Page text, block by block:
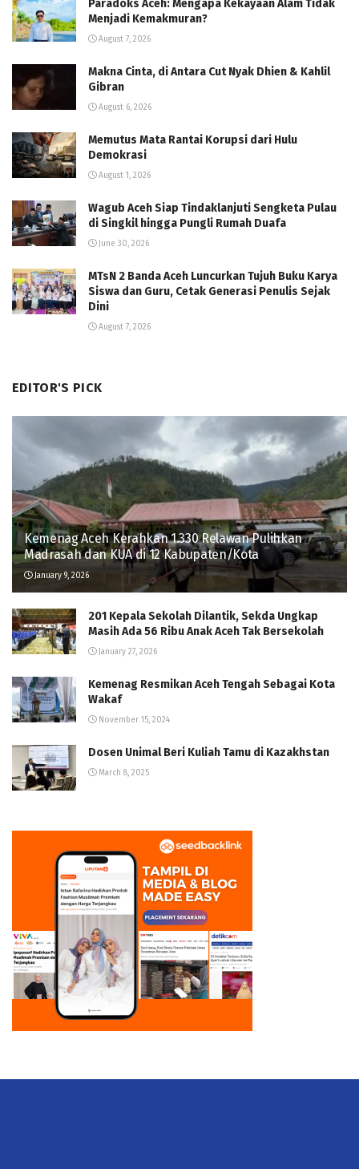
Paradoks Aceh: Mengapa Kekayaan Alam Tidak
Menjadi Kemakmuran?
August 7, 2026
Makna Cinta, di Antara Cut Nyak Dhien & Kahlil
Gibran
August 6, 2026
Memutus Mata Rantai Korupsi dari Hulu
Demokrasi
August 1, 2026
Wagub Aceh Siap Tindaklanjuti Sengketa Pulau
di Singkil hingga Pungli Rumah Duafa
June 30, 2026
MTsN 2 Banda Aceh Luncurkan Tujuh Buku Karya
Siswa dan Guru, Cetak Generasi Penulis Sejak
Dini
August 7, 2026
EDITOR'S PICK
Kemenag Aceh Kerahkan 1.330 Relawan Pulihkan
Madrasah dan KUA di 12 Kabupaten/Kota
January 9, 2026
201 Kepala Sekolah Dilantik, Sekda Ungkap
Masih Ada 56 Ribu Anak Aceh Tak Bersekolah
January 27, 2026
Kemenag Resmikan Aceh Tengah Sebagai Kota
Wakaf
November 15, 2024
Dosen Unimal Beri Kuliah Tamu di Kazakhstan
March 8, 2025